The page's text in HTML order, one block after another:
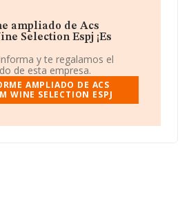
de bienes.
ampliado de Acs
Selection Espj ¡Es
y te regalamos el
de esta empresa.
AMPLIADO DE ACS
WINE SELECTION ESPJ